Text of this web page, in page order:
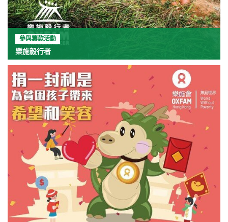
參與籌款活動
樂施毅行者